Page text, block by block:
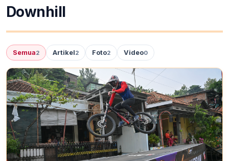
Downhill
Semua2 Artikel2 Foto2 Video0